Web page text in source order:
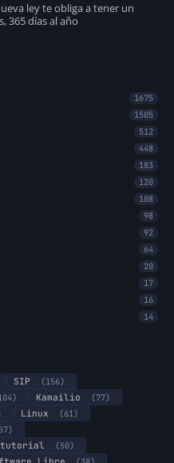
ley te obliga a tener un
365 días al año
1675
1505
512
448
183
120
108
98
92
64
20
17
16
14
SIP
(156)
Kamailio
(77)
Linux
(61)
tutorial
(50)